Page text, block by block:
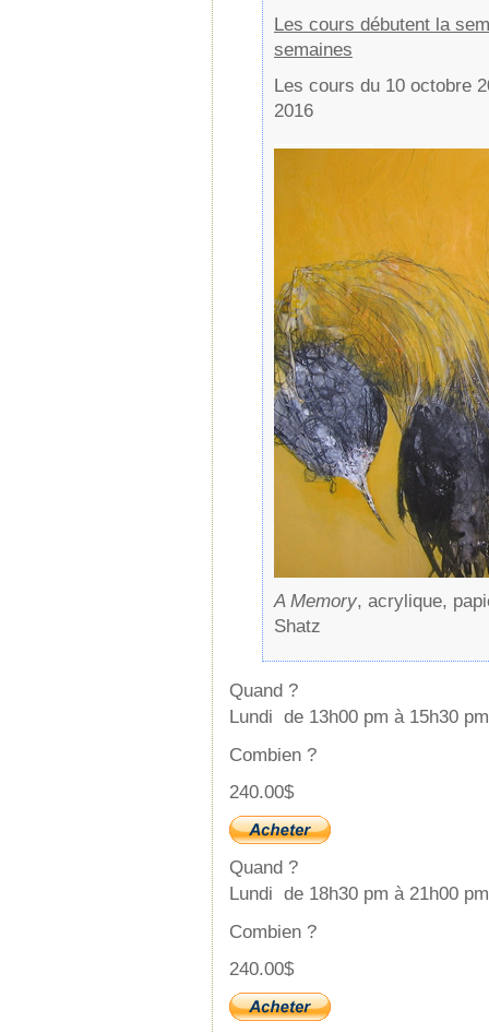
Les cours débutent la
semaines
Les cours du 10 octobre
2016
A Memory, acrylique,
Shatz
Quand ?
Lundi de 13h00 pm à 15h30 pm
Combien ?
240.00$
Quand ?
Lundi de 18h30 pm à 21h00 pm
Combien ?
240.00$